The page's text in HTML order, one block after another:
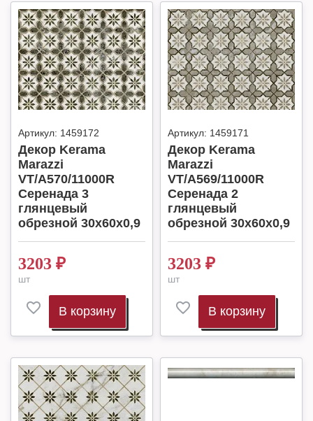
Артикул: 1459172
Декор Kerama
Marazzi
VT/A570/11000R
Серенада 3
глянцевый
обрезной 30x60x0,9
3203 ₽
шт
В корзину
Артикул: 1459171
Декор Kerama
Marazzi
VT/A569/11000R
Серенада 2
глянцевый
обрезной 30x60x0,9
3203 ₽
шт
В корзину